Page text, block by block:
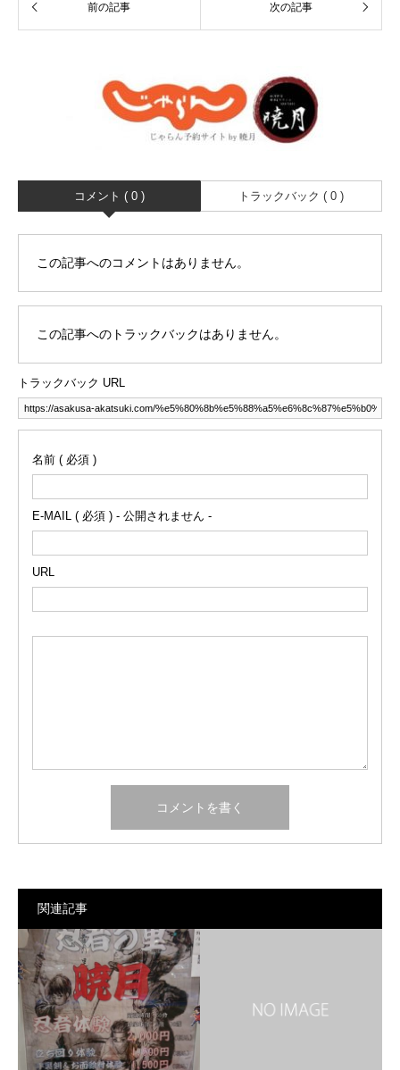
コメント ( 0 ) トラックバック ( 0 )
この記事へのコメントはありません。
この記事へのトラックバックはありません。
トラックバック URL
名前 ( 必須 )
E-MAIL ( 必須 ) - 公開されません -
URL
関連記事